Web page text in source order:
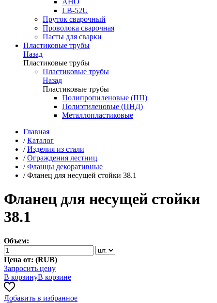
АНО
LB-52U
Пруток сварочный
Проволока сварочная
Пасты для сварки
Пластиковые трубы
Назад
Пластиковые трубы
Пластиковые трубы
Назад
Пластиковые трубы
Полипропиленовые (ПП)
Полиэтиленовые (ПНД)
Металлопластиковые
Главная
/ Каталог
/ Изделия из стали
/ Ограждения лестниц
/ Фланцы декоративные
/ Фланец для несущей стойки 38.1
Фланец для несущей стойки
38.1
Объем:
Цена от: (RUB)
Запросить цену
В корзинуВ корзине
Добавить в избранное